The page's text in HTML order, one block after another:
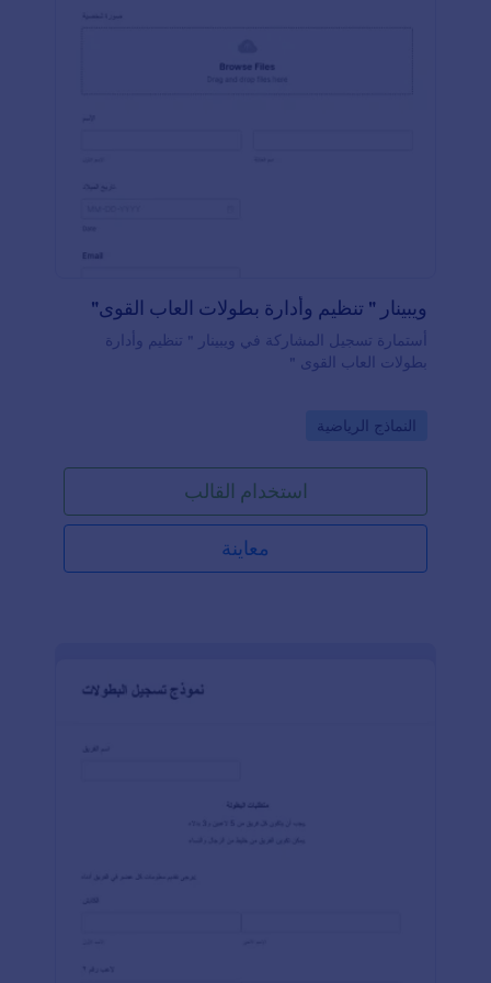
ويبينار " تنظيم وأدارة بطولات العاب القوى"
أستمارة تسجيل المشاركة في ويبينار " تنظيم وأدارة
بطولات العاب القوى "
Go to Category:
النماذج الرياضية
استخدام القالب
معاينة